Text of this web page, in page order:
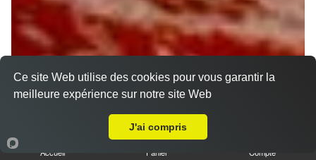
Accueil Panier Compte
Ce site Web utilise des cookies pour vous garantir la
meilleure expérience sur notre site Web
J'ai compris